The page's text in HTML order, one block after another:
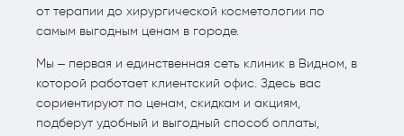
от терапии до хирургической косметологии по
самым выгодным ценам в городе.
Мы – первая и единственная сеть клиник в Видном, в
которой работает клиентский офис. Здесь вас
сориентируют по ценам, скидкам и акциям,
подберут удобный и выгодный способ оплаты,